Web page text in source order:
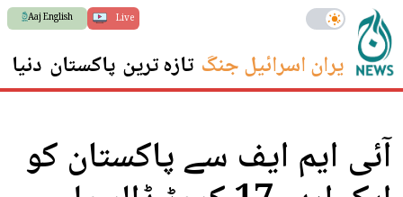
Live
Aaj English
ایران اسرائیل جنگ تازہ ترین پاکستان دنیا
آئی ایم ایف سے پاکستان کو